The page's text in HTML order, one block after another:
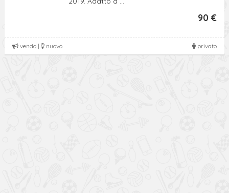
90 €
privato
vendo | nuovo